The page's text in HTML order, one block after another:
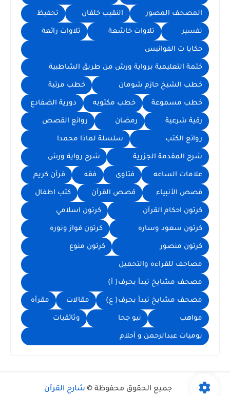
المصحف المصور النقيب خلفان تحفيظ
تفسير تلاوات خاشعة تلاوات رائعة
حكايا ت الفوانيس
ختمة التعليمية برواية ورش من طريق الشاطبية
خطب الشيخ حازم شومان خطب مرئية
خطب مسموعة خطب مكتوبه دورية الضفادع
رقية شرعية رمضان روائع القصص
روائع الكتب سلسلة لماذا محمدا
شرح المقدمة الجزرية شرح رواية ورش
علامات الساعه فتاوى فقه قرآن كريم
قصص الأنبياء قصص القرآن كتب اطفال
كرتون احكام القرآن كرتون اسلامي
كرتون سعود وساره كرتون فواز ونوره
كرتون منصور كرتون منوع
مصاحف للقراءه والتحميل
مصحف مشايخ تبدأ بحرف( أ)
مصحف مشايخ تبدأ بحرف( ع) مقالات مقرأه
مواهب نيو جحا وثائقيات
يوميات عبدالرحمن و أحلام
جميع الحقوق محفوظة © شارح القرآن